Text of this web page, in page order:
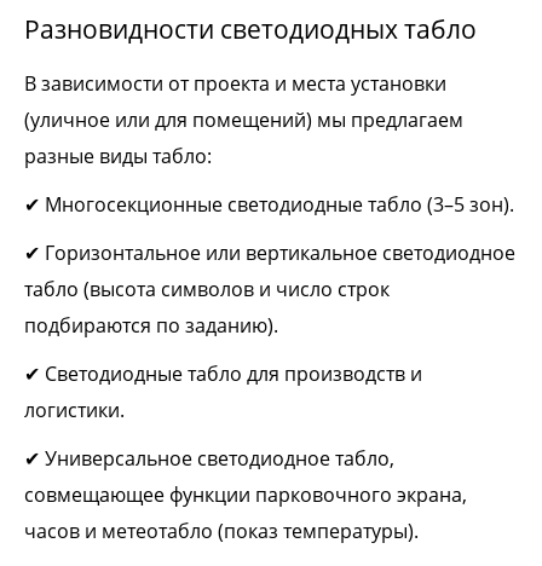
Разновидности светодиодных табло
В зависимости от проекта и места установки
(уличное или для помещений) мы предлагаем
разные виды табло:
✔ Многосекционные светодиодные табло (3–5 зон).
✔ Горизонтальное или вертикальное светодиодное
табло (высота символов и число строк
подбираются по заданию).
✔ Светодиодные табло для производств и
логистики.
✔ Универсальное светодиодное табло,
совмещающее функции парковочного экрана,
часов и метеотабло (показ температуры).